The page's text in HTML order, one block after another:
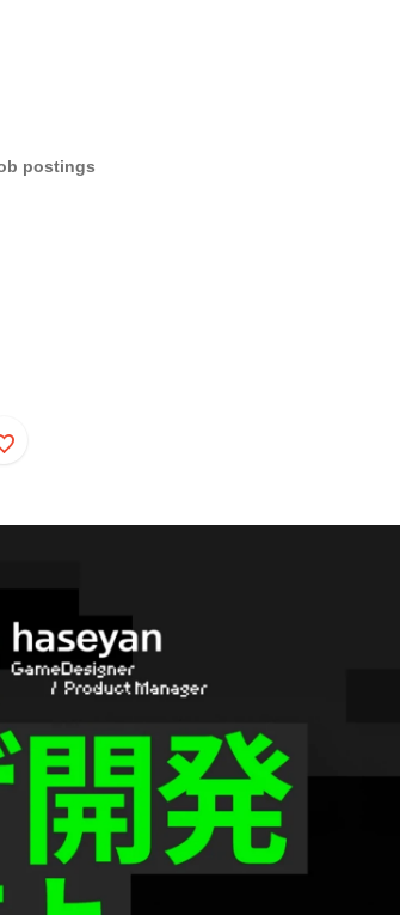
postings